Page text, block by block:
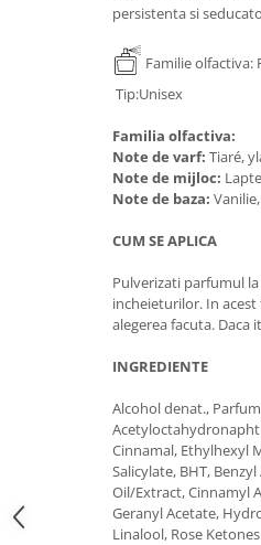
persistenta si
Familie
Tip:Unisex
Familia olfactiva:
Note de varf: Tiaré,
Note de mijloc:
Note de baza:
CUM SE APLICA
Pulverizati parfumul
incheieturilor. In
alegerea facuta.
INGREDIENTE
Alcohol denat.,
Cinnamal, Ethylhexyl
Salicylate, BHT,
Oil/Extract, Cinnamyl
Geranyl Acetate,
Linalool, Rose